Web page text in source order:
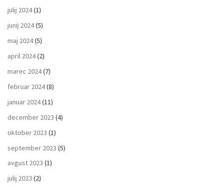
julij 2024(1)
junij 2024(5)
maj 2024(5)
april 2024(2)
marec 2024(7)
februar 2024(8)
januar 2024(11)
december 2023 (4)
oktober 2023 (1)
september 2023 (5)
avgust 2023 (1)
julij 2023 (2)